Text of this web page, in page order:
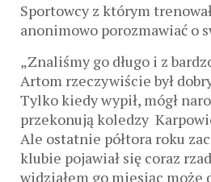
Sportowcy z którym
anonimowo porozmawiać o
„Znaliśmy go długo i z
Artom rzeczywiście był
Tylko kiedy wypił, mógł
przekonują koledzy
Ale ostatnie półtora roku
klubie pojawiał się coraz
widziałem go miesiąc może